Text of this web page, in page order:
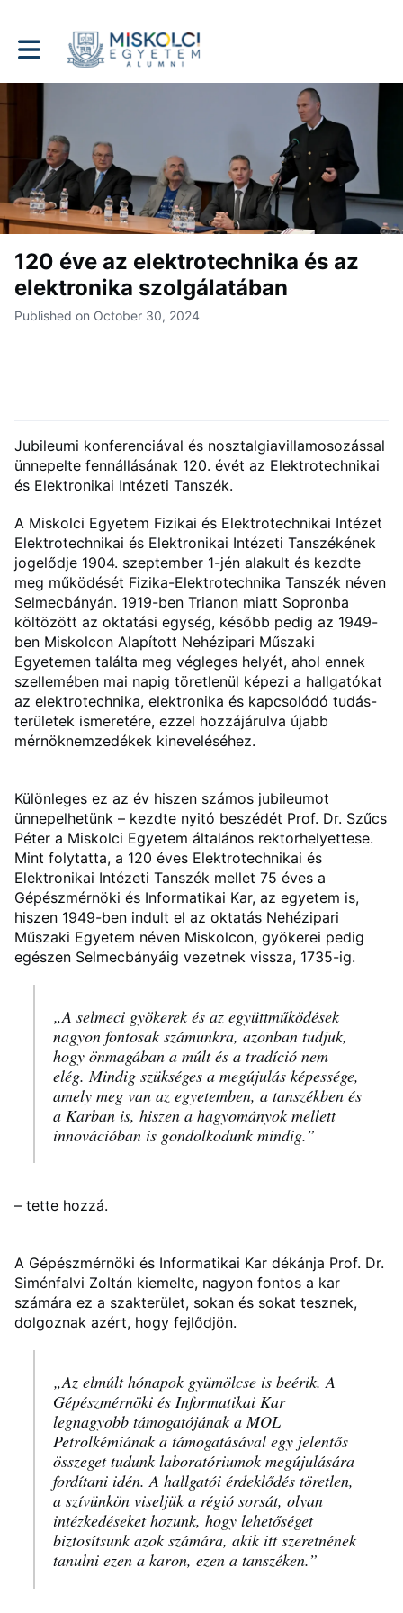
Toggle main navigation
120 éve az elektrotechnika és az
elektronika szolgálatában
Published on October 30, 2024
Jubileumi konferenciával és nosztalgiavillamosozással
ünnepelte fennállásának 120. évét az Elektrotechnikai
és Elektronikai Intézeti Tanszék.
A Miskolci Egyetem Fizikai és Elektrotechnikai Intézet
Elektrotechnikai és Elektronikai Intézeti Tanszékének
jogelődje 1904. szeptember 1-jén alakult és kezdte
meg működését Fizika-Elektrotechnika Tanszék néven
Selmecbányán. 1919-ben Trianon miatt Sopronba
költözött az oktatási egység, később pedig az 1949-
ben Miskolcon Alapított Nehézipari Műszaki
Egyetemen találta meg végleges helyét, ahol ennek
szellemében mai napig töretlenül képezi a hallgatókat
az elektrotechnika, elektronika és kapcsolódó tudás-
területek ismeretére, ezzel hozzájárulva újabb
mérnöknemzedékek kineveléséhez.
Különleges ez az év hiszen számos jubileumot
ünnepelhetünk – kezdte nyitó beszédét Prof. Dr. Szűcs
Péter a Miskolci Egyetem általános rektorhelyettese.
Mint folytatta, a 120 éves Elektrotechnikai és
Elektronikai Intézeti Tanszék mellet 75 éves a
Gépészmérnöki és Informatikai Kar, az egyetem is,
hiszen 1949-ben indult el az oktatás Nehézipari
Műszaki Egyetem néven Miskolcon, gyökerei pedig
egészen Selmecbányáig vezetnek vissza, 1735-ig.
„A selmeci gyökerek és az együttműködések
nagyon fontosak számunkra, azonban tudjuk,
hogy önmagában a múlt és a tradíció nem
elég. Mindig szükséges a megújulás képessége,
amely meg van az egyetemben, a tanszékben és
a Karban is, hiszen a hagyományok mellett
innovációban is gondolkodunk mindig.”
– tette hozzá.
A Gépészmérnöki és Informatikai Kar dékánja Prof. Dr.
Siménfalvi Zoltán kiemelte, nagyon fontos a kar
számára ez a szakterület, sokan és sokat tesznek,
dolgoznak azért, hogy fejlődjön.
„Az elmúlt hónapok gyümölcse is beérik. A
Gépészmérnöki és Informatikai Kar
legnagyobb támogatójának a MOL
Petrolkémiának a támogatásával egy jelentős
összeget tudunk laboratóriumok megújulására
fordítani idén. A hallgatói érdeklődés töretlen,
a szívünkön viseljük a régió sorsát, olyan
intézkedéseket hozunk, hogy lehetőséget
biztosítsunk azok számára, akik itt szeretnének
tanulni ezen a karon, ezen a tanszéken.”